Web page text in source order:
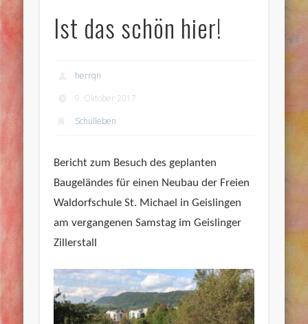
Ist das schön hier!
herrqn
9. Oktober 2017
Schulleben
Bericht zum Besuch des geplanten
Baugeländes für einen Neubau der Freien
Waldorfschule St. Michael in Geislingen
am vergangenen Samstag im Geislinger
Zillerstall